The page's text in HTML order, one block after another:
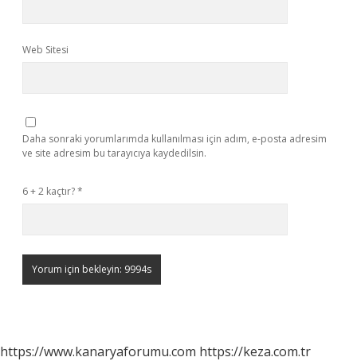
Web Sitesi
Daha sonraki yorumlarımda kullanılması için adım, e-posta adresim
ve site adresim bu tarayıcıya kaydedilsin.
6 + 2 kaçtır?*
https://www.kanaryaforumu.com https://keza.com.tr